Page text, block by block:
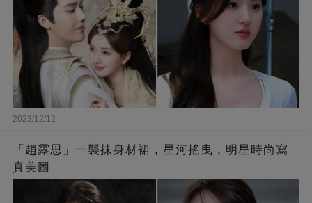
2023/12/12
「趙露思」一襲抹身材裙，星河搖曳，明星時尚寫
真美圖